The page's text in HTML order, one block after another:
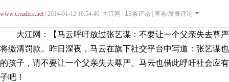
www.creaders.net| 2014-01-12 10:54:46 大江网 | 13条评论 | 查看/发表评论
大江网：【马云呼吁放过张艺谋：不要让一个父亲失去尊
将缴清罚款。昨日深夜，马云在旗下社交平台中写道：张艺谋
的孩子，请不要让一个父亲失去尊严。马云也借此呼吁社会应
子吧！